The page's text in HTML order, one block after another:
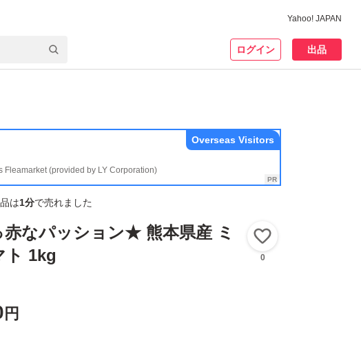
Yahoo! JAPAN
ログイン 出品
Fleamarket (provided by LY Corporation)
Overseas Visitors
は1分で売れました
なパッション★ 熊本県産 ミ
ト 1kg
0
円